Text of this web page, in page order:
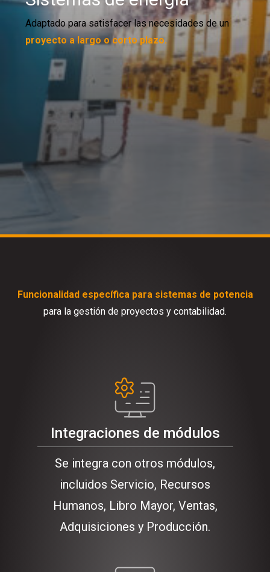
Adaptado para satisfacer las necesidades de un
proyecto a largo o corto plazo.
Funcionalidad específica para sistemas de potencia
para la gestión de proyectos y contabilidad.
Integraciones de módulos
Se integra con otros módulos,
incluidos Servicio, Recursos
Humanos, Libro Mayor, Ventas,
Adquisiciones y Producción.